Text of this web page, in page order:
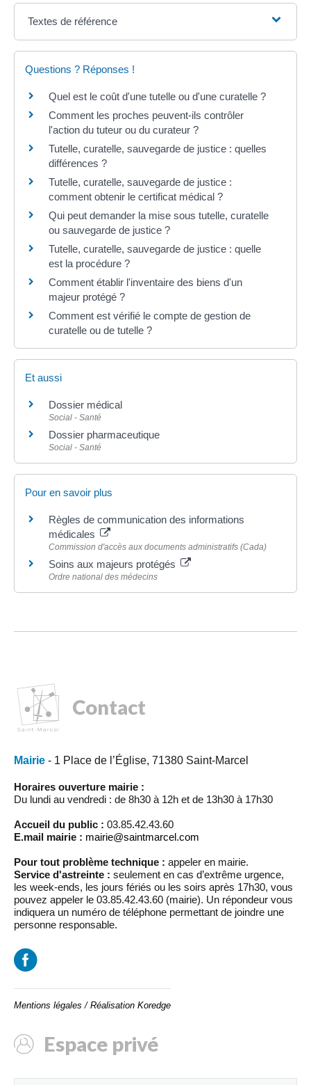
Textes de référence
Questions ? Réponses !
Quel est le coût d'une tutelle ou d'une curatelle ?
Comment les proches peuvent-ils contrôler
l'action du tuteur ou du curateur ?
Tutelle, curatelle, sauvegarde de justice : quelles
différences ?
Tutelle, curatelle, sauvegarde de justice :
comment obtenir le certificat médical ?
Qui peut demander la mise sous tutelle, curatelle
ou sauvegarde de justice ?
Tutelle, curatelle, sauvegarde de justice : quelle
est la procédure ?
Comment établir l'inventaire des biens d'un
majeur protégé ?
Comment est vérifié le compte de gestion de
curatelle ou de tutelle ?
Et aussi
Dossier médical
Social - Santé
Dossier pharmaceutique
Social - Santé
Pour en savoir plus
Règles de communication des informations
médicales
Commission d'accès aux documents administratifs (Cada)
Soins aux majeurs protégés
Ordre national des médecins
Contact
Mairie - 1 Place de l’Église, 71380 Saint-Marcel
Horaires ouverture mairie :
Du lundi au vendredi : de 8h30 à 12h et de 13h30 à 17h30
Accueil du public : 03.85.42.43.60
E.mail mairie : mairie@saintmarcel.com
Pour tout problème technique : appeler en mairie.
Service d'astreinte : seulement en cas d’extrême urgence,
les week-ends, les jours fériés ou les soirs après 17h30, vous
pouvez appeler le 03.85.42.43.60 (mairie). Un répondeur vous
indiquera un numéro de téléphone permettant de joindre une
personne responsable.
Mentions légales / Réalisation Koredge
Espace privé